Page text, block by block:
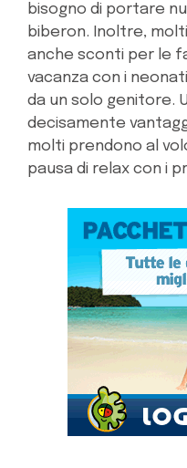
bisogno di portare
biberon. Inoltre,
anche sconti per le
vacanza con i
da un solo genitore.
decisamente
molti prendono al
pausa di relax con i